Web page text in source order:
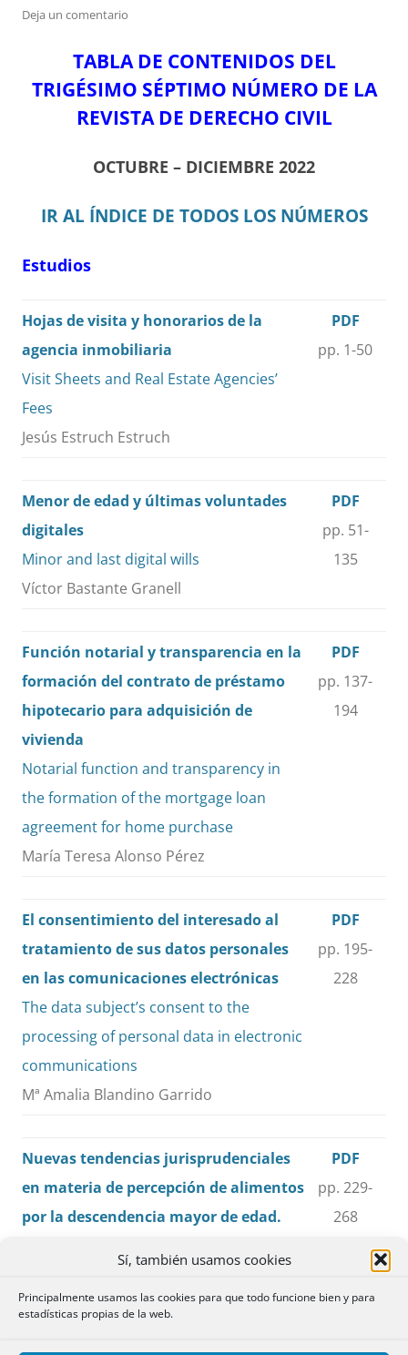
Sí, también usamos cookies
Principalmente usamos las cookies para que todo funcione bien y para
estadísticas propias de la web.
Deja un comentario
TABLA DE CONTENIDOS DEL
TRIGÉSIMO SÉPTIMO NÚMERO DE LA
REVISTA DE DERECHO CIVIL
OCTUBRE – DICIEMBRE 2022
IR AL ÍNDICE DE TODOS LOS NÚMEROS
Estudios
Hojas de visita y honorarios de la
agencia inmobiliaria
Visit Sheets and Real Estate Agencies’
Fees
Jesús Estruch Estruch
PDF
pp. 1-50
Menor de edad y últimas voluntades
digitales
Minor and last digital wills
Víctor Bastante Granell
PDF
pp. 51-
135
Función notarial y transparencia en la
formación del contrato de préstamo
hipotecario para adquisición de
vivienda
Notarial function and transparency in
the formation of the mortgage loan
agreement for home purchase
María Teresa Alonso Pérez
PDF
pp. 137-
194
El consentimiento del interesado al
tratamiento de sus datos personales
en las comunicaciones electrónicas
The data subject’s consent to the
processing of personal data in electronic
communications
Mª Amalia Blandino Garrido
PDF
pp. 195-
228
Nuevas tendencias jurisprudenciales
en materia de percepción de alimentos
por la descendencia mayor de edad.
New jurisprudential trends in the matter
PDF
pp. 229-
268